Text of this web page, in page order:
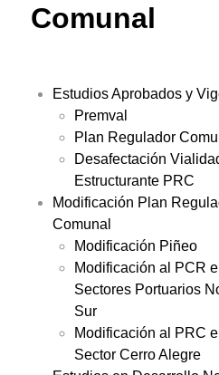
Comunal
Estudios Aprobados y
Premval
Plan Regulador
Desafectación
Estructurante PRC
Modificación Plan
Comunal
Modificación Piñeo
Modificación al PCR
Sectores Portuarios
Sur
Modificación al PRC
Sector Cerro Alegre